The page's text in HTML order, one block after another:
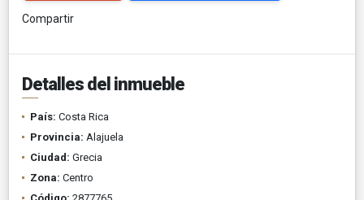
Compartir
Detalles del inmueble
País: Costa Rica
Provincia: Alajuela
Ciudad: Grecia
Zona: Centro